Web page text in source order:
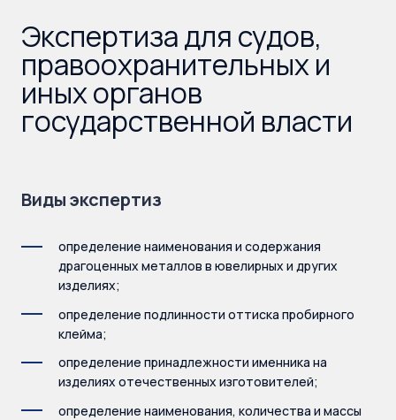
Экспертиза для судов,
правоохранительных и
иных органов
государственной власти
Виды экспертиз
определение наименования и содержания
драгоценных металлов в ювелирных и других
изделиях;
определение подлинности оттиска пробирного
клейма;
определение принадлежности именника на
изделиях отечественных изготовителей;
определение наименования, количества и массы